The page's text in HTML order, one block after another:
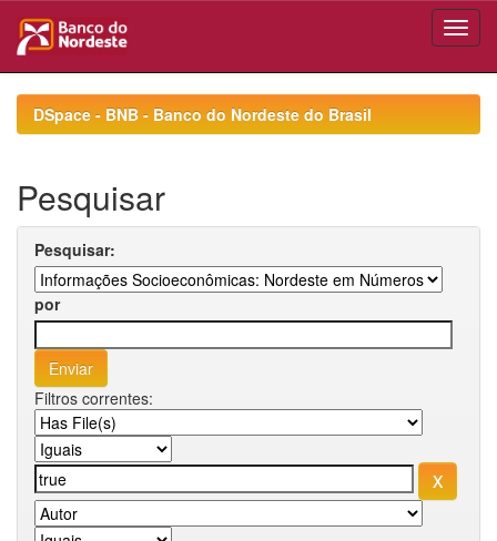
navigationDSpace - BNB - Banco do Nordeste do Brasil
Pesquisar
Pesquisar:
por
Filtros correntes: